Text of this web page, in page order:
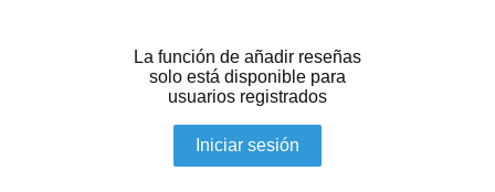
La función de añadir reseñas
solo está disponible para
usuarios registrados
Iniciar sesión